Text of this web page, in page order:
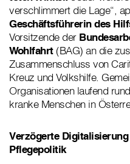
verschlimmert die Lage“,
Geschäftsführerin des
Vorsitzende der
Wohlfahrt(BAG) an die
Zusammenschluss von
Kreuz und Volkshilfe.
Organisationen laufend
kranke Menschen in
Verzögerte
Pflegepolitik